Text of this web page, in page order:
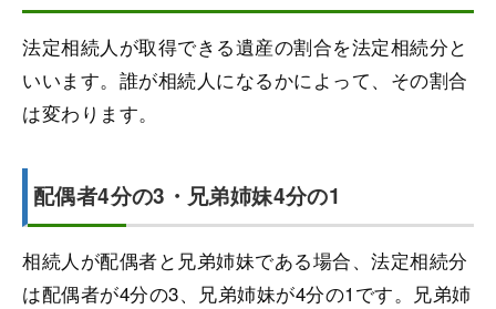
法定相続人が取得できる遺産の割合を法定相続分と
いいます。誰が相続人になるかによって、その割合
は変わります。
配偶者4分の3・兄弟姉妹4分の1
相続人が配偶者と兄弟姉妹である場合、法定相続分
は配偶者が4分の3、兄弟姉妹が4分の1です。兄弟姉